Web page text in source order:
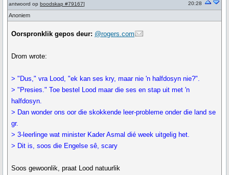
antwoord op boodskap #79167]
20:28
Anoniem
Oorspronklik gepos deur: @rogers.com
Drom wrote:
> "Dus," vra Lood, "ek kan ses kry, maar nie 'n halfdosyn nie?".
> "Presies." Toe bestel Lood maar die ses en stap uit met 'n
halfdosyn.
> Dan wonder ons oor die skokkende leer-probleme onder die land se
gr.
> 3-leerlinge wat minister Kader Asmal dié week uitgelig het.
> Dit is, soos die Engelse sê, scary
Soos gewoonlik, praat Lood natuurlik